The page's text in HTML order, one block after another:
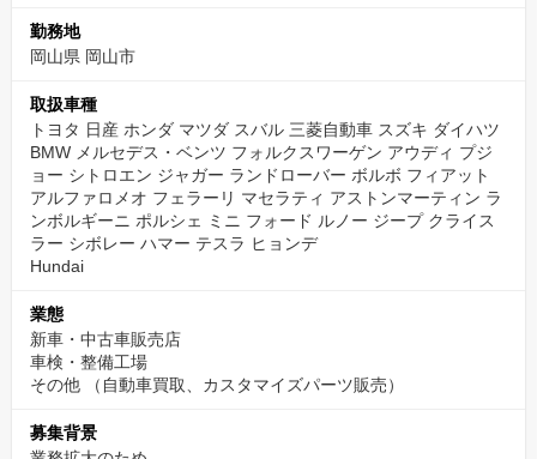
勤務地
岡山県 岡山市
取扱車種
トヨタ 日産 ホンダ マツダ スバル 三菱自動車 スズキ ダイハツ
BMW メルセデス・ベンツ フォルクスワーゲン アウディ プジ
ョー シトロエン ジャガー ランドローバー ボルボ フィアット
アルファロメオ フェラーリ マセラティ アストンマーティン ラ
ンボルギーニ ポルシェ ミニ フォード ルノー ジープ クライス
ラー シボレー ハマー テスラ ヒョンデ
Hundai
業態
新車・中古車販売店
車検・整備工場
その他
（自動車買取、カスタマイズパーツ販売）
募集背景